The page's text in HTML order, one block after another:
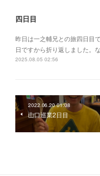
四日目
昨日は一之輔兄との旅四日目
日ですから折り返しました。
2025.08.05 02:56
2022.06.20 01:08
山口巡業2日目